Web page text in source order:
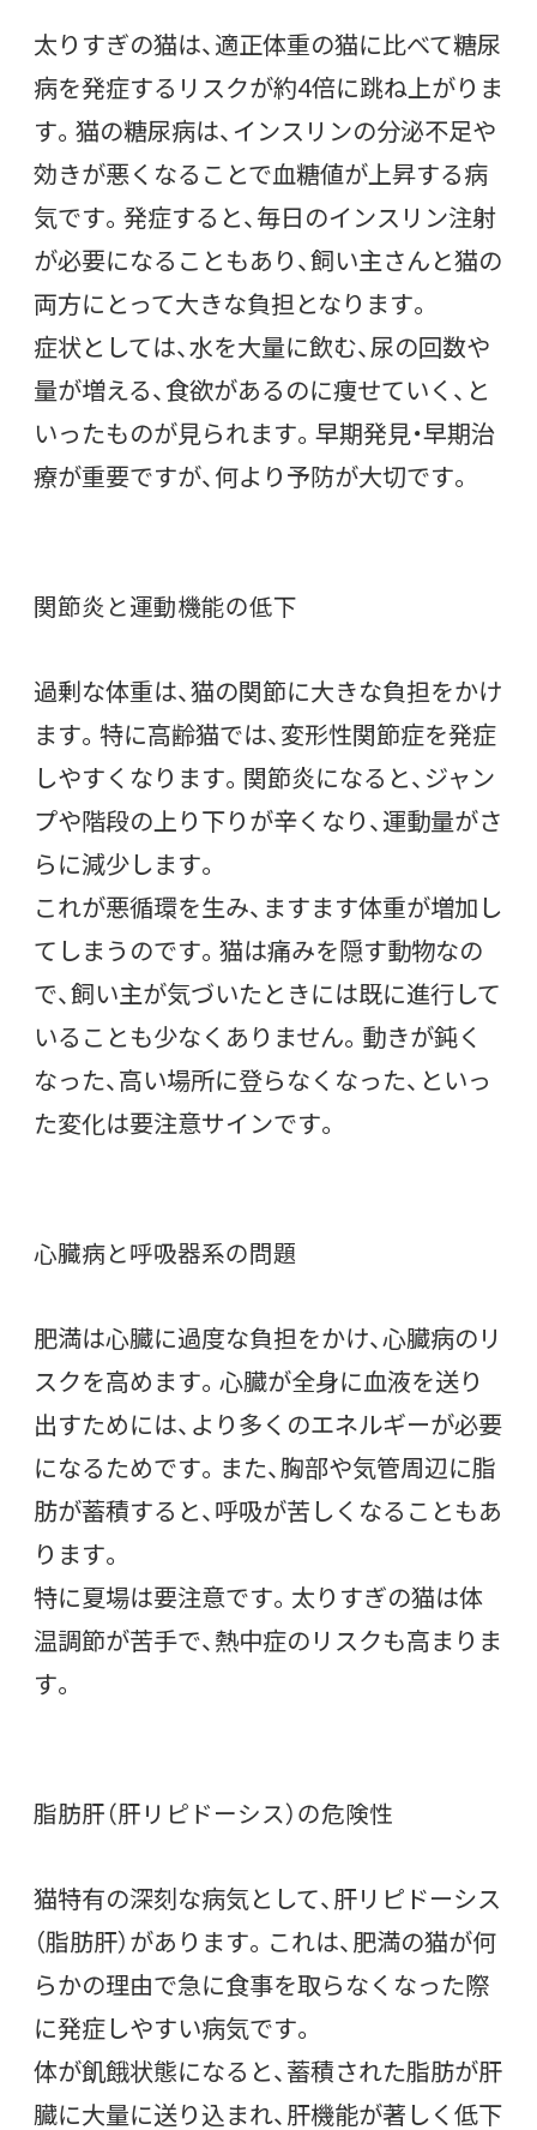
太りすぎの猫は、適正体重の猫に比べて糖尿
病を発症するリスクが約4倍に跳ね上がりま
す。猫の糖尿病は、インスリンの分泌不足や
効きが悪くなることで血糖値が上昇する病
気です。発症すると、毎日のインスリン注射
が必要になることもあり、飼い主さんと猫の
両方にとって大きな負担となります。
症状としては、水を大量に飲む、尿の回数や
量が増える、食欲があるのに痩せていく、と
いったものが見られます。早期発見・早期治
療が重要ですが、何より予防が大切です。
関節炎と運動機能の低下
過剰な体重は、猫の関節に大きな負担をかけ
ます。特に高齢猫では、変形性関節症を発症
しやすくなります。関節炎になると、ジャン
プや階段の上り下りが辛くなり、運動量がさ
らに減少します。
これが悪循環を生み、ますます体重が増加し
てしまうのです。猫は痛みを隠す動物なの
で、飼い主が気づいたときには既に進行して
いることも少なくありません。動きが鈍く
なった、高い場所に登らなくなった、といっ
た変化は要注意サインです。
心臓病と呼吸器系の問題
肥満は心臓に過度な負担をかけ、心臓病のリ
スクを高めます。心臓が全身に血液を送り
出すためには、より多くのエネルギーが必要
になるためです。また、胸部や気管周辺に脂
肪が蓄積すると、呼吸が苦しくなることもあ
ります。
特に夏場は要注意です。太りすぎの猫は体
温調節が苦手で、熱中症のリスクも高まりま
す。
脂肪肝（肝リピドーシス）の危険性
猫特有の深刻な病気として、肝リピドーシス
（脂肪肝）があります。これは、肥満の猫が何
らかの理由で急に食事を取らなくなった際
に発症しやすい病気です。
体が飢餓状態になると、蓄積された脂肪が肝
臓に大量に送り込まれ、肝機能が著しく低下